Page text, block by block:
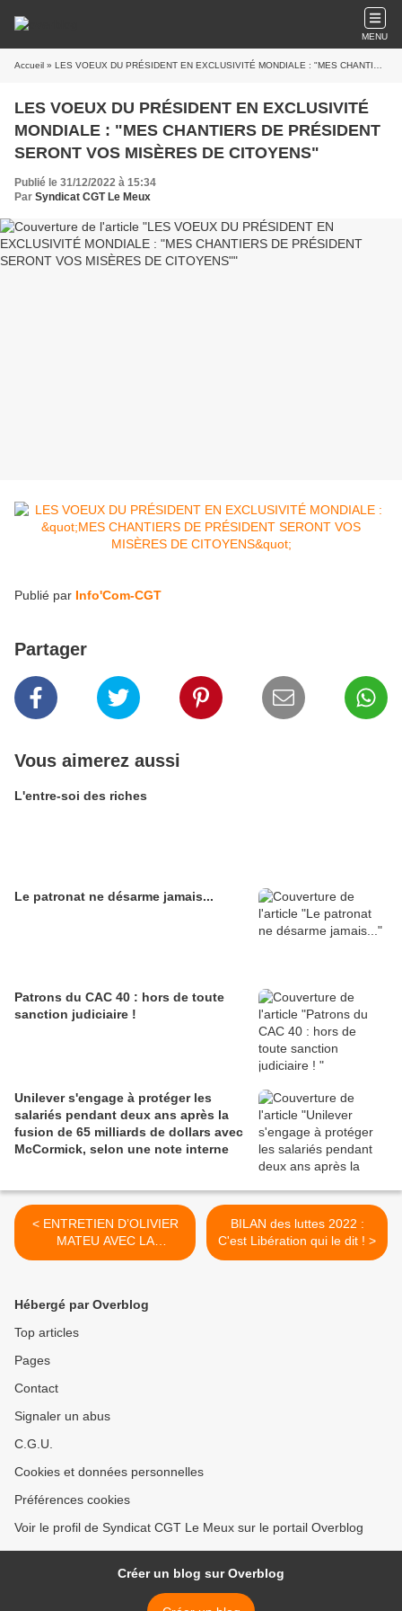
MENU
Accueil » LES VOEUX DU PRÉSIDENT EN EXCLUSIVITÉ MONDIALE : "MES CHANTIERS DE PRÉSIDENT SERONT VOS MISÈRES DE CITOYENS"
LES VOEUX DU PRÉSIDENT EN EXCLUSIVITÉ
MONDIALE : "MES CHANTIERS DE PRÉSIDENT
SERONT VOS MISÈRES DE CITOYENS"
Publié le 31/12/2022 à 15:34
Par Syndicat CGT Le Meux
Publié par Info'Com-CGT
Partager
Vous aimerez aussi
L'entre-soi des riches
Le patronat ne désarme jamais...
Patrons du CAC 40 : hors de toute
sanction judiciaire !
Unilever s'engage à protéger les
salariés pendant deux ans après la
fusion de 65 milliards de dollars avec
McCormick, selon une note interne
< ENTRETIEN D’OLIVIER
MATEU AVEC LA
MARSEILLAISE
BILAN des luttes 2022 :
C'est Libération qui le dit ! >
Hébergé par Overblog
Top articles
Pages
Contact
Signaler un abus
C.G.U.
Cookies et données personnelles
Préférences cookies
Voir le profil de Syndicat CGT Le Meux sur le portail Overblog
Créer un blog sur Overblog